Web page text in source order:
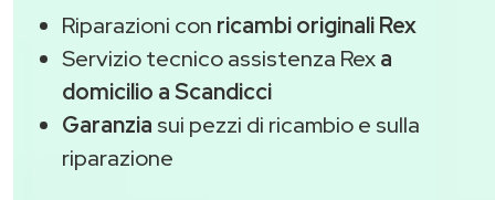
Riparazioni con ricambi originali Rex
Servizio tecnico assistenza Rexa
domicilio a Scandicci
Garanzia sui pezzi di ricambio e sulla
riparazione